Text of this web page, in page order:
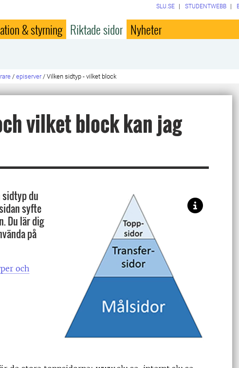
SLU.SE STUDENTWEBB
& styrning Riktade sidor Nyheter
/ episerver / Vilken sidtyp - vilket block
vilket block kan jag
sidtyp du
syfte
Du lär dig
på
och